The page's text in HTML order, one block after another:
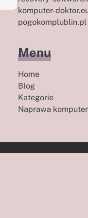
komputer-
pogokomplublin.pl
Menu
Home
Blog
Kategorie
Naprawa